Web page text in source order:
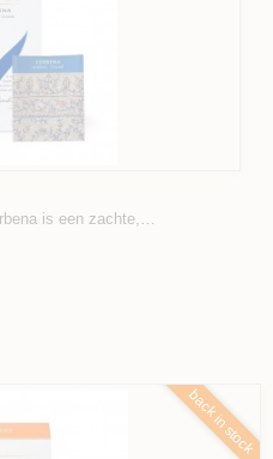
is een zachte,…
back in stock